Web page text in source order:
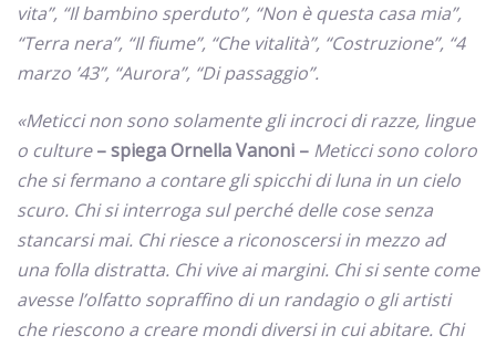
vita”, “Il bambino sperduto”, “Non è questa casa mia”,
“Terra nera”, “Il fiume”, “Che vitalità”, “Costruzione”, “4
marzo ’43”, “Aurora”, “Di passaggio”.
«Meticci non sono solamente gli incroci di razze, lingue
o culture – spiega Ornella Vanoni – Meticci sono coloro
che si fermano a contare gli spicchi di luna in un cielo
scuro. Chi si interroga sul perché delle cose senza
stancarsi mai. Chi riesce a riconoscersi in mezzo ad
una folla distratta. Chi vive ai margini. Chi si sente come
avesse l’olfatto sopraffino di un randagio o gli artisti
che riescono a creare mondi diversi in cui abitare. Chi